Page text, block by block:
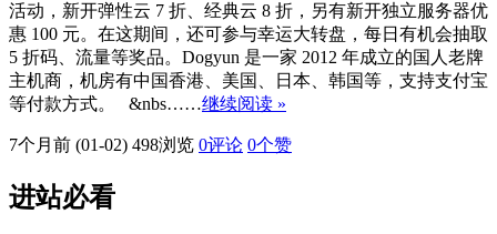
活动，新开弹性云 7 折、经典云 8 折，另有新开独立服务器优
惠 100 元。在这期间，还可参与幸运大转盘，每日有机会抽取
5 折码、流量等奖品。Dogyun 是一家 2012 年成立的国人老牌
主机商，机房有中国香港、美国、日本、韩国等，支持支付宝
等付款方式。 &nbs……继续阅读 »
7个月前 (01-02) 498浏览 0评论 0个赞
进站必看